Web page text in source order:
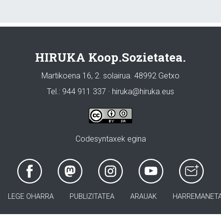
HIRUKA Koop.Sozietatea.
Martikoena 16, 2. solairua. 48992 Getxo
Tel.: 944 911 337 · hiruka@hiruka.eus
Codesyntaxek egina
LEGE OHARRA PUBLIZITATEA ARAUAK